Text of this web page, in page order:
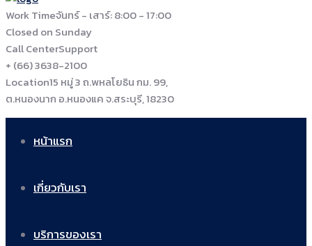
Work Timeจันทร์ - เสาร์: 8:00 - 17:00
Closed on Sunday
Call CenterSupport
+ (66) 3638-2100
Location15 หมู่ 3 ถ.พหลโยธิน กม. 99,
ต.หนองนาก อ.หนองแค จ.สระบุรี, 18230
หน้าแรก
เกี่ยวกับเรา
บริการของเรา